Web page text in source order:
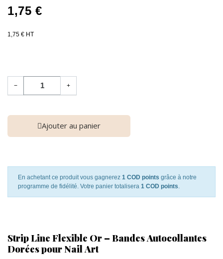
1,75 €
1,75 € HT
− +
Ajouter au panier
En achetant ce produit vous gagnerez 1 COD points grâce à notre
programme de fidélité. Votre panier totalisera 1 COD points.
Strip Line Flexible Or – Bandes Autocollantes
Dorées pour Nail Art